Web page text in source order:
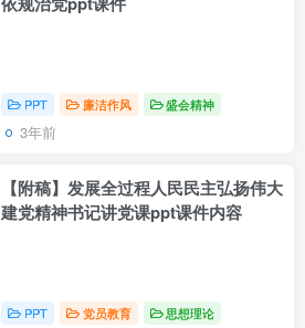
PPT 廉洁作风 盛会精神
3年前
【附稿】发展全过程人民民主弘扬伟大
建党精神书记讲党课ppt课件内容
PPT 党员教育 思想理论